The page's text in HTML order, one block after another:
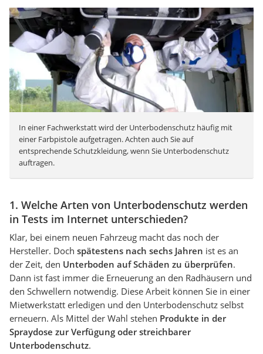
In einer Fachwerkstatt wird der Unterbodenschutz häufig mit
einer Farbpistole aufgetragen. Achten auch Sie auf
entsprechende Schutzkleidung, wenn Sie Unterbodenschutz
auftragen.
1. Welche Arten von Unterbodenschutz werden
in Tests im Internet unterschieden?
Klar, bei einem neuen Fahrzeug macht das noch der
Hersteller. Doch spätestens nach sechs Jahren ist es an
der Zeit, den Unterboden auf Schäden zu überprüfen.
Dann ist fast immer die Erneuerung an den Radhäusern und
den Schwellern notwendig. Diese Arbeit können Sie in einer
Mietwerkstatt erledigen und den Unterbodenschutz selbst
erneuern. Als Mittel der Wahl stehen Produkte in der
Spraydose zur Verfügung oder streichbarer
Unterbodenschutz.